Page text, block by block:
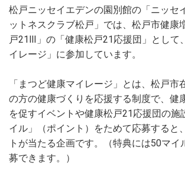
松戸ニッセイエデンの園別館の「ニッセ
ットネスクラブ松戸」では、松戸市健康
戸21Ⅲ」の「健康松戸21応援団」として
イレージ」に参加しています。
「まつど健康マイレージ」とは、松戸市
の方の健康づくりを応援する制度で、健
を促すイベントや健康松戸21応援団の施
イル」（ポイント）をためて応募すると
トが当たる企画です。（特典には50マイ
募できます。）